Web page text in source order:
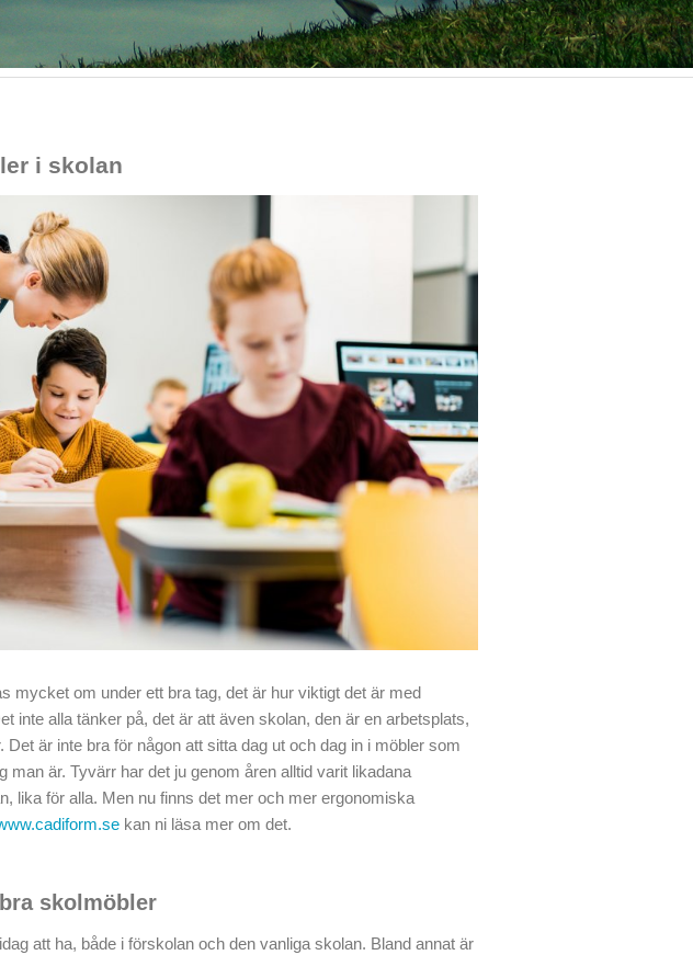
i skolan
mycket om under ett bra tag, det är hur viktigt det är med
inte alla tänker på, det är att även skolan, den är en arbetsplats,
Det är inte bra för någon att sitta dag ut och dag in i möbler som
man är. Tyvärr har det ju genom åren alltid varit likadana
lika för alla. Men nu finns det mer och mer ergonomiska
kan ni läsa mer om det.
skolmöbler
att ha, både i förskolan och den vanliga skolan. Bland annat är